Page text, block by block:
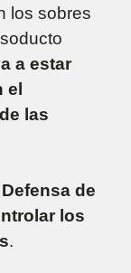
los sobres
a estar
las
Defensa de
los
.